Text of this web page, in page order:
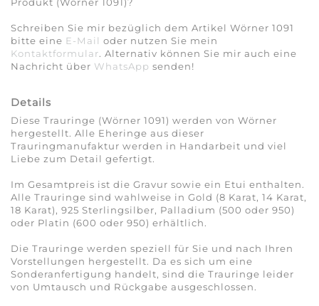
Produkt (Wörner 1091)?
Schreiben Sie mir bezüglich dem Artikel Wörner 1091
bitte eine E-Mail oder nutzen Sie mein
Kontaktformular. Alternativ können Sie mir auch eine
Nachricht über WhatsApp senden!
Details
Diese Trauringe (Wörner 1091) werden von Wörner
hergestellt. Alle Eheringe aus dieser
Trauringmanufaktur werden in Handarbeit und viel
Liebe zum Detail gefertigt.
Im Gesamtpreis ist die Gravur sowie ein Etui enthalten.
Alle Trauringe sind wahlweise in Gold (8 Karat, 14 Karat,
18 Karat), 925 Sterlingsilber, Palladium (500 oder 950)
oder Platin (600 oder 950) erhältlich.
Die Trauringe werden speziell für Sie und nach Ihren
Vorstellungen hergestellt. Da es sich um eine
Sonderanfertigung handelt, sind die Trauringe leider
von Umtausch und Rückgabe ausgeschlossen.